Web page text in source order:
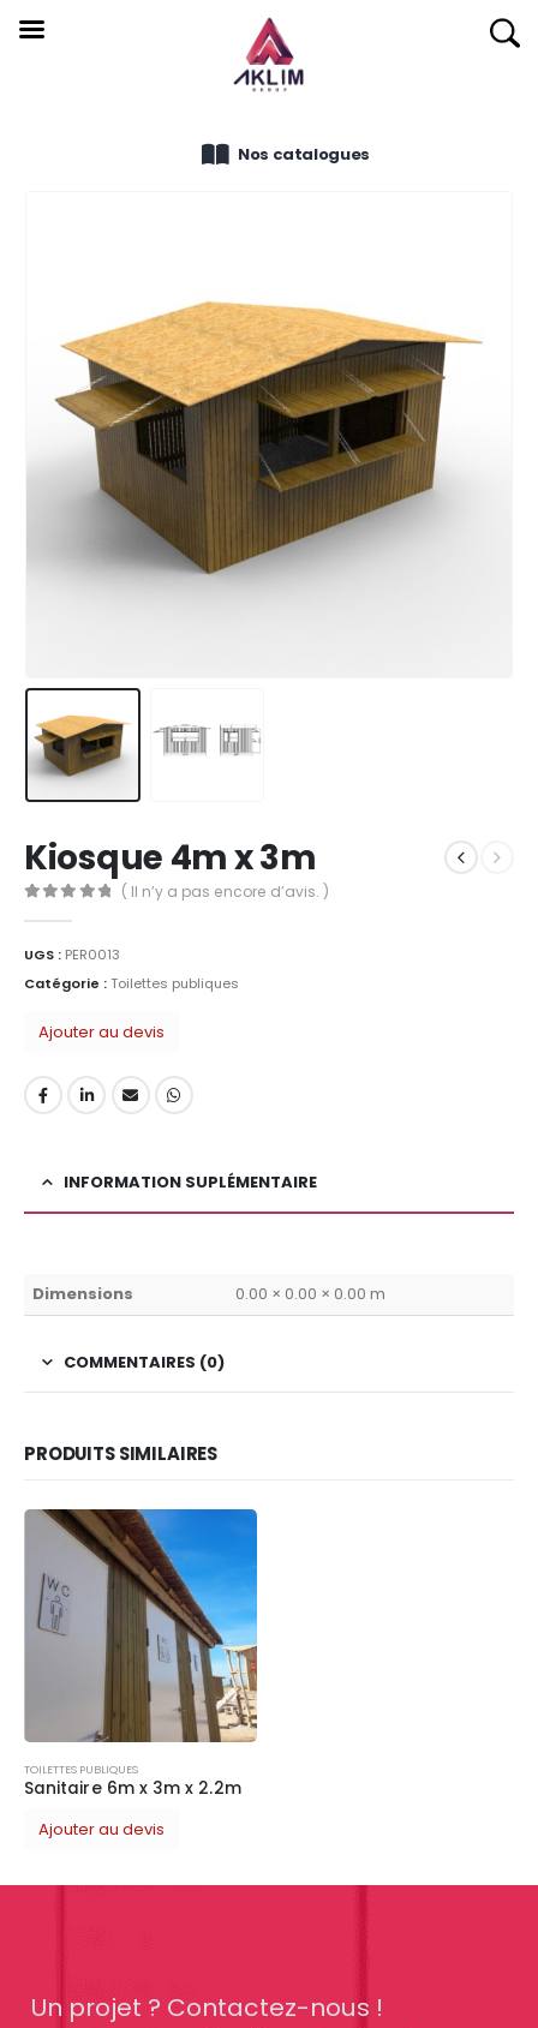
Nos catalogues
Kiosque 4m x 3m
( Il n’y a pas encore d’avis. )
UGS : PER0013
Catégorie :Toilettes publiques
Ajouter au devis
INFORMATION SUPLÉMENTAIRE
Dimensions 0.00 × 0.00 × 0.00 m
COMMENTAIRES (0)
PRODUITS SIMILAIRES
TOILETTES PUBLIQUES
Sanitaire 6m x 3m x 2.2m
Ajouter au devis
Un projet ? Contactez-nous !